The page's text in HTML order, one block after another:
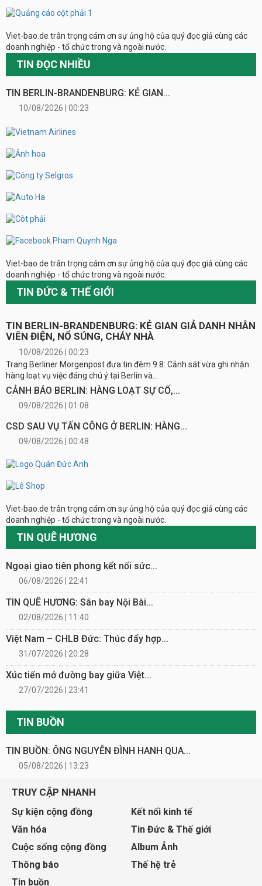
Viet-bao.de trân trọng cám ơn sự ủng hộ của quý đọc giả cùng các
doanh nghiệp - tổ chức trong và ngoài nước.
TIN ĐỌC NHIỀU
TIN BERLIN-BRANDENBURG: KẺ GIAN...
10/08/2026 | 00:23
Viet-bao.de trân trọng cám ơn sự ủng hộ của quý đọc giả cùng các
doanh nghiệp - tổ chức trong và ngoài nước.
TIN ĐỨC & THẾ GIỚI
TIN BERLIN-BRANDENBURG: KẺ GIAN GIẢ DANH NHÂN
VIÊN ĐIỆN, NỔ SÚNG, CHÁY NHÀ
10/08/2026 | 00:23
Trang Berliner Morgenpost đưa tin đêm 9.8: Cảnh sát vừa ghi nhận
hàng loạt vụ việc đáng chú ý tại Berlin và...
CẢNH BÁO BERLIN: HÀNG LOẠT SỰ CỐ,...
09/08/2026 | 01:08
CSD SAU VỤ TẤN CÔNG Ở BERLIN: HÀNG...
09/08/2026 | 00:48
Viet-bao.de trân trọng cám ơn sự ủng hộ của quý đọc giả cùng các
doanh nghiệp - tổ chức trong và ngoài nước.
TIN QUÊ HƯƠNG
Ngoại giao tiên phong kết nối sức...
06/08/2026 | 22:41
TIN QUÊ HƯƠNG: Sân bay Nội Bài...
02/08/2026 | 11:40
Việt Nam – CHLB Đức: Thúc đẩy hợp...
31/07/2026 | 20:28
Xúc tiến mở đường bay giữa Việt...
27/07/2026 | 23:41
TIN BUỒN
TIN BUỒN: ÔNG NGUYỄN ĐÌNH HANH QUA...
05/08/2026 | 13:23
TRUY CẬP NHANH
Sự kiện cộng đồng
Kết nối kinh tế
Văn hóa
Tin Đức & Thế giới
Cuộc sống cộng đồng
Album Ảnh
Thông báo
Thế hệ trẻ
Tin buồn